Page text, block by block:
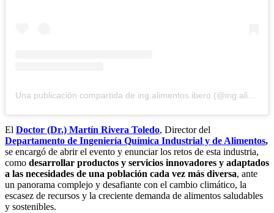
El Doctor (Dr.) Martín Rivera Toledo, Director del
Departamento de Ingeniería Química Industrial y de Alimentos,
se encargó de abrir el evento y enunciar los retos de esta industria,
como desarrollar productos y servicios innovadores y adaptados
a las necesidades de una población cada vez más diversa, ante
un panorama complejo y desafiante con el cambio climático, la
escasez de recursos y la creciente demanda de alimentos saludables
y sostenibles.